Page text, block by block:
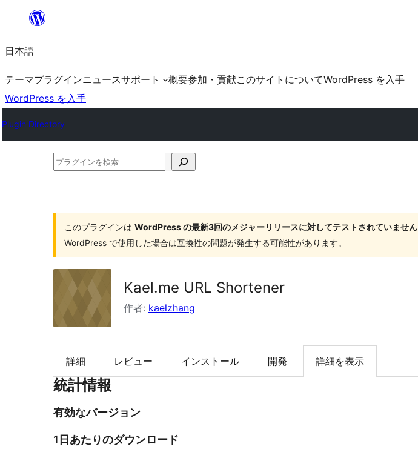
を
ッ
プ
日本語
テーマプラグインニュースサポート 概要参加・貢献このサイトについてWordPress を入手
WordPress を入手
Plugin Directory
プ
イ
検
このプラグインは WordPress の最新3回のメジャーリリースに対してテストされていません
WordPress で使用した場合は互換性の問題が発生する可能性があります。
Kael.me URL Shortener
作者: kaelzhang
詳細 レビュー インストール 開発 詳細を表示
統計情報
有効なバージョン
1日あたりのダウンロード